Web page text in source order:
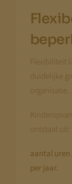
Flexibiliteit
duidelijke
organisatie.
ontstaat uit:
aantal uren
per jaar.